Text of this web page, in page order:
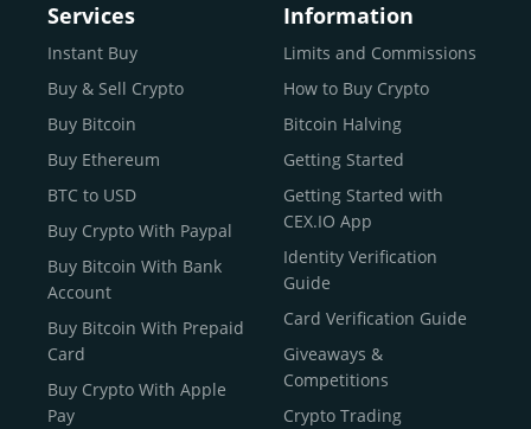
Services
Instant Buy
Buy & Sell Crypto
Buy Bitcoin
Buy Ethereum
BTC to USD
Buy Crypto With Paypal
Buy Bitcoin With Bank
Account
Buy Bitcoin With Prepaid
Card
Buy Crypto With Apple
Pay
Information
Limits and Commissions
How to Buy Crypto
Bitcoin Halving
Getting Started
Getting Started with
CEX.IO App
Identity Verification
Guide
Card Verification Guide
Giveaways &
Competitions
Crypto Trading